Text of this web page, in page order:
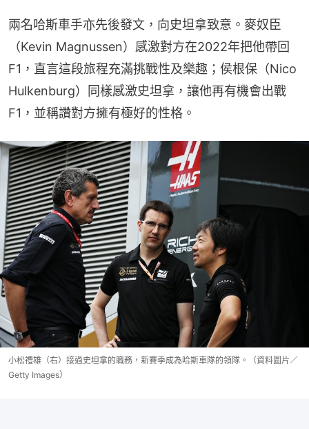
兩名哈斯車手亦先後發文，向史坦拿致意。麥奴臣
（Kevin Magnussen）感激對方在2022年把他帶回
F1，直言這段旅程充滿挑戰性及樂趣；侯根保（Nico
Hulkenburg）同樣感激史坦拿，讓他再有機會出戰
F1，並稱讚對方擁有極好的性格。
小松禮雄（右）接過史坦拿的職務，新賽季成為哈斯車隊的領隊。（資料圖片／
Getty Images）